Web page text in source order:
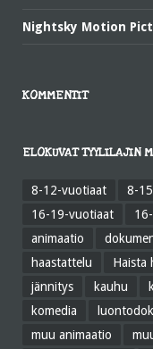
Nightsky Motion
KOMMENTIT
ELOKUVAT TYYLILAJIN
8-12-vuotiaat 8-
16-19-vuotiaat
animaatio
haastattelu
Haista
jännitys
kauhu
komedia
muu animaatio